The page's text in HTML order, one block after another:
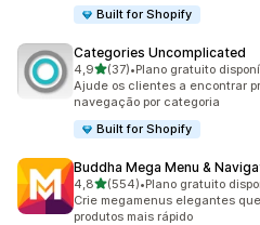
Built for Shopify
Categories Uncomplicated
4,9de 5 estrelas
(37)
37 avaliações ao todo
•Plano gratuito
Ajude os clientes a encontrar
navegação por categoria
Built for Shopify
Buddha Mega Menu &
4,8de 5 estrelas
(554)
554 avaliações ao todo
•Plano gratuito
Crie megamenus elegantes
produtos mais rápido